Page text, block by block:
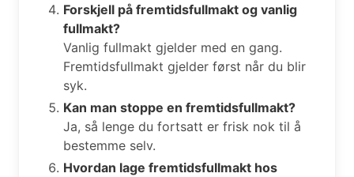
Forskjell på fremtidsfullmakt og vanlig
fullmakt?
Vanlig fullmakt gjelder med en gang.
Fremtidsfullmakt gjelder først når du blir
syk.
Kan man stoppe en fremtidsfullmakt?
Ja, så lenge du fortsatt er frisk nok til å
bestemme selv.
Hvordan lage fremtidsfullmakt hos